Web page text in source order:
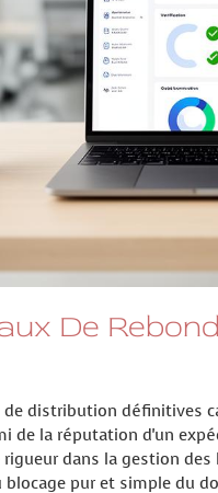
De
de distribution définitives
de la réputation d'un
dans la gestion
blocage pur et simple du